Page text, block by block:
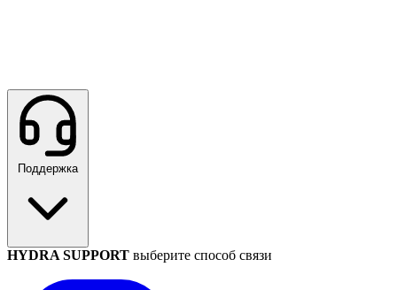
Поддержка
HYDRA SUPPORT выберите способ связи